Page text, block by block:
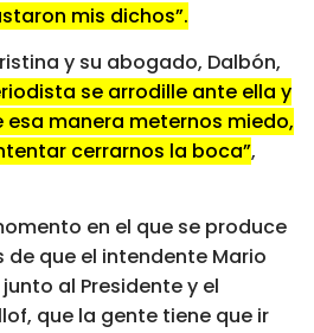
mis dichos”.
y su abogado, Dalbón,
se arrodille ante ella y
esa manera meternos miedo,
cerrarnos la boca”,
en el que se produce
de que el intendente Mario
al Presidente y el
que la gente tiene que ir